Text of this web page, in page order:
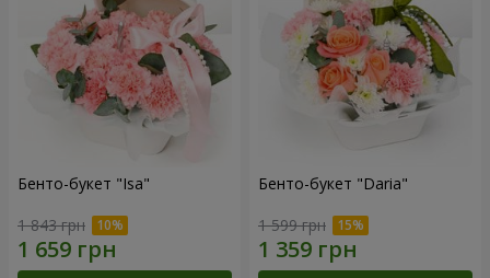
Бенто-букет "Isa"
1 843 грн
Бенто-букет "Daria"
1 599 грн